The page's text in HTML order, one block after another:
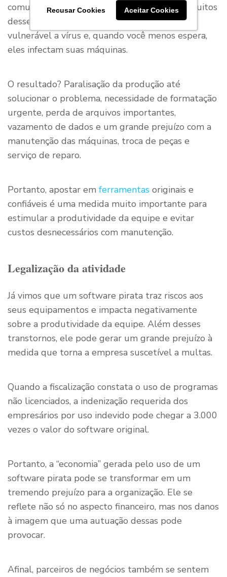
Recusar Cookies Aceitar Cookies
comum para quem utiliza esse expediente: muitos
desses programas deixam seu equipamento
vulnerável a vírus e, quando você menos espera,
eles infectam suas máquinas.
O resultado? Paralisação da produção até
solucionar o problema, necessidade de formatação
urgente, perda de arquivos importantes,
vazamento de dados e um grande prejuízo com a
manutenção das máquinas, troca de peças e
serviço de reparo.
Portanto, apostar em ferramentas originais e
confiáveis é uma medida muito importante para
estimular a produtividade da equipe e evitar
custos desnecessários com manutenção.
Legalização da atividade
Já vimos que um software pirata traz riscos aos
seus equipamentos e impacta negativamente
sobre a produtividade da equipe. Além desses
transtornos, ele pode gerar um grande prejuízo à
medida que torna a empresa suscetível a multas.
Quando a fiscalização constata o uso de programas
não licenciados, a indenização requerida dos
empresários por uso indevido pode chegar a 3.000
vezes o valor do software original.
Portanto, a “economia” gerada pelo uso de um
software pirata pode se transformar em um
tremendo prejuízo para a organização. Ele se
reflete não só no aspecto financeiro, mas nos danos
à imagem que uma autuação dessas pode
provocar.
Afinal, parceiros de negócios também se sentem